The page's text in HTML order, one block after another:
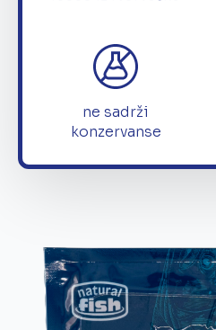
ne sadrži
konzervanse